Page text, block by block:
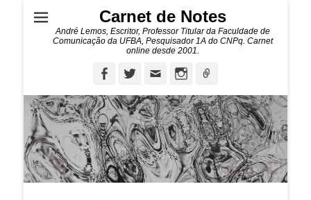
Carnet de Notes
André Lemos, Escritor, Professor Titular da Faculdade de
Comunicação da UFBA, Pesquisador 1A do CNPq. Carnet
online desde 2001.
FacebookTwitterEmail Instagram